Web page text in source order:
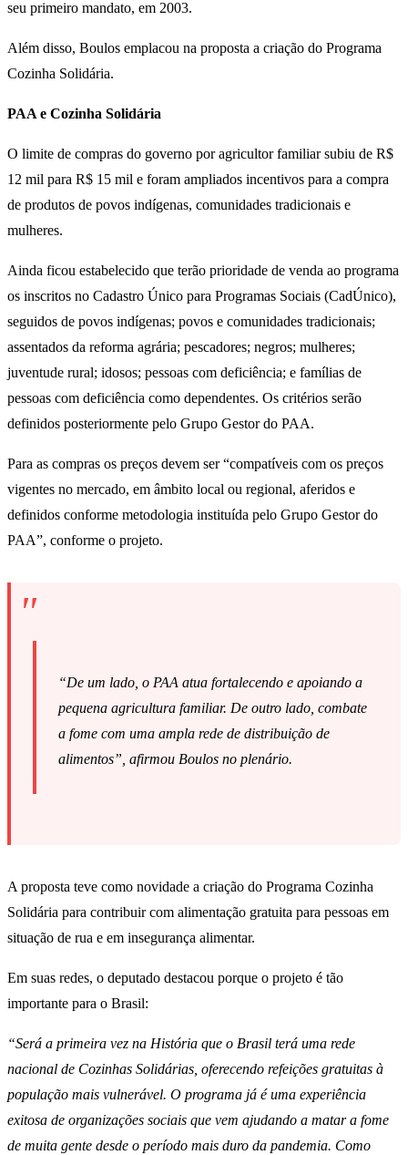
seu primeiro mandato, em 2003.
Além disso, Boulos emplacou na proposta a criação do Programa
Cozinha Solidária.
PAA e Cozinha Solidária
O limite de compras do governo por agricultor familiar subiu de R$
12 mil para R$ 15 mil e foram ampliados incentivos para a compra
de produtos de povos indígenas, comunidades tradicionais e
mulheres.
Ainda ficou estabelecido que terão prioridade de venda ao programa
os inscritos no Cadastro Único para Programas Sociais (CadÚnico),
seguidos de povos indígenas; povos e comunidades tradicionais;
assentados da reforma agrária; pescadores; negros; mulheres;
juventude rural; idosos; pessoas com deficiência; e famílias de
pessoas com deficiência como dependentes. Os critérios serão
definidos posteriormente pelo Grupo Gestor do PAA.
Para as compras os preços devem ser “compatíveis com os preços
vigentes no mercado, em âmbito local ou regional, aferidos e
definidos conforme metodologia instituída pelo Grupo Gestor do
PAA”, conforme o projeto.
“De um lado, o PAA atua fortalecendo e apoiando a
pequena agricultura familiar. De outro lado, combate
a fome com uma ampla rede de distribuição de
alimentos”, afirmou Boulos no plenário.
A proposta teve como novidade a criação do Programa Cozinha
Solidária para contribuir com alimentação gratuita para pessoas em
situação de rua e em insegurança alimentar.
Em suas redes, o deputado destacou porque o projeto é tão
importante para o Brasil:
“Será a primeira vez na História que o Brasil terá uma rede
nacional de Cozinhas Solidárias, oferecendo refeições gratuitas à
população mais vulnerável. O programa já é uma experiência
exitosa de organizações sociais que vem ajudando a matar a fome
de muita gente desde o período mais duro da pandemia. Como